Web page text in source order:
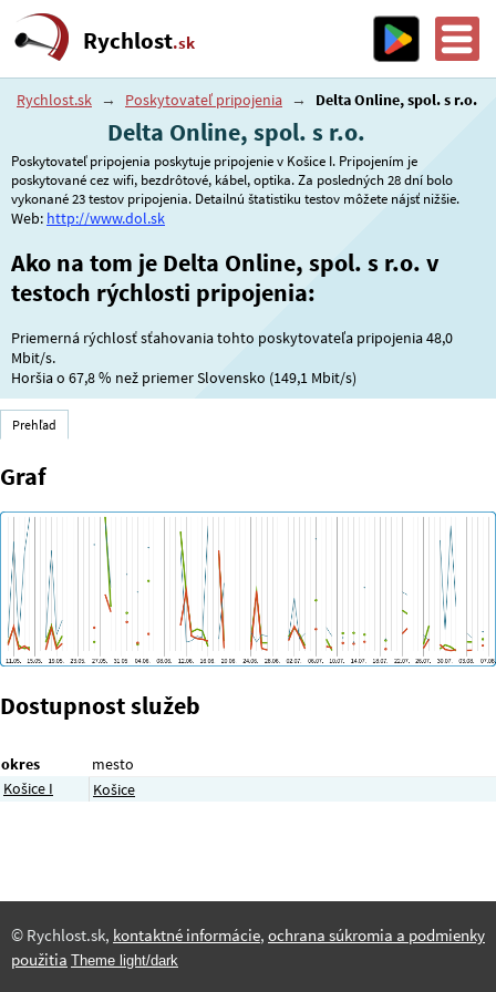
Rychlost.sk
Rychlost.sk → Poskytovateľ pripojenia → Delta Online, spol. s r.o.
Delta Online, spol. s r.o.
Poskytovateľ pripojenia poskytuje pripojenie v Košice I. Pripojením je
poskytované cez wifi, bezdrôtové, kábel, optika. Za posledných 28 dní bolo
vykonané 23 testov pripojenia. Detailnú štatistiku testov môžete nájsť nižšie.
Web: http://www.dol.sk
Ako na tom je Delta Online, spol. s r.o. v
testoch rýchlosti pripojenia:
Priemerná rýchlosť sťahovania tohto poskytovateľa pripojenia 48,0
Mbit/s.
Horšia o 67,8 % než priemer Slovensko (149,1 Mbit/s)
Prehľad
Graf
Dostupnost služeb
okres
mesto
Košice I
Košice
© Rychlost.sk, kontaktné informácie, ochrana súkromia a podmienky
použitia Theme light/dark